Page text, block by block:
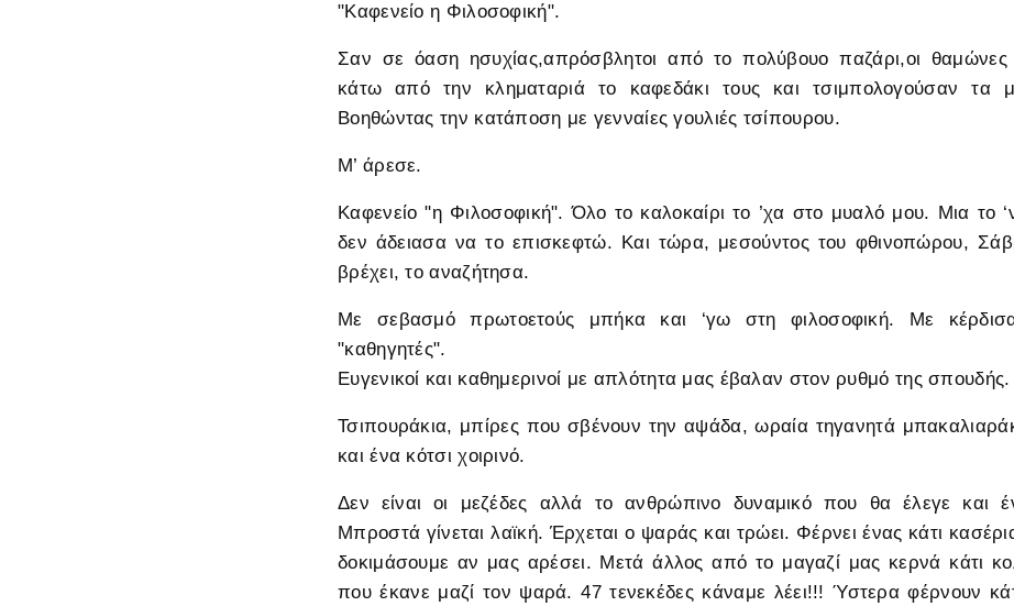
"Καφενείο η Φιλοσοφική".
Σαν σε όαση ησυχίας,απρόσβλητοι από το πολύβουο παζάρι,οι
κάτω από την κληματαριά το καφεδάκι τους και τσιμπολογούσαν τα
Βοηθώντας την κατάποση με γενναίες γουλιές τσίπουρου.
Μ’ άρεσε.
Καφενείο "η Φιλοσοφική". Όλο το καλοκαίρι το ’χα στο μυαλό μου. Μια το
δεν άδειασα να το επισκεφτώ. Και τώρα, μεσούντος του φθινοπώρου,
βρέχει, το αναζήτησα.
Με σεβασμό πρωτοετούς μπήκα και ‘γω στη φιλοσοφική. Με
"καθηγητές".
Ευγενικοί και καθημερινοί με απλότητα μας έβαλαν στον ρυθμό της σπουδής.
Τσιπουράκια, μπίρες που σβένουν την αψάδα, ωραία τηγανητά
και ένα κότσι χοιρινό.
Δεν είναι οι μεζέδες αλλά το ανθρώπινο δυναμικό που θα έλεγε και
Μπροστά γίνεται λαϊκή. Έρχεται ο ψαράς και τρώει. Φέρνει ένας κάτι
δοκιμάσουμε αν μας αρέσει. Μετά άλλος από το μαγαζί μας κερνά κάτι
που έκανε μαζί τον ψαρά. 47 τενεκέδες κάναμε λέει!!! Ύστερα φέρνουν